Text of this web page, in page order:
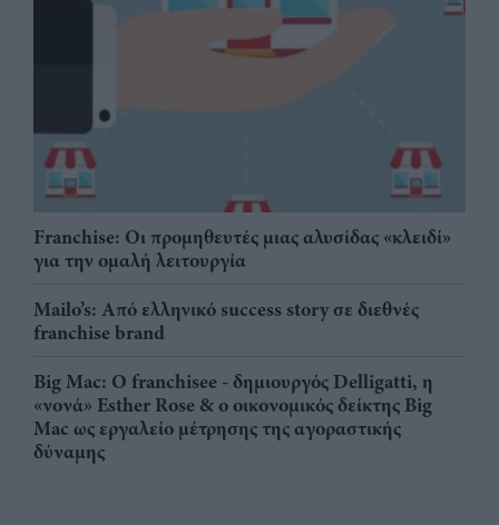
Franchise: Οι προμηθευτές μιας αλυσίδας «κλειδί»
για την ομαλή λειτουργία
Mailo’s: Από ελληνικό success story σε διεθνές
franchise brand
Big Mac: Ο franchisee - δημιουργός Delligatti, η
«νονά» Esther Rose & ο οικονομικός δείκτης Big
Mac ως εργαλείο μέτρησης της αγοραστικής
δύναμης